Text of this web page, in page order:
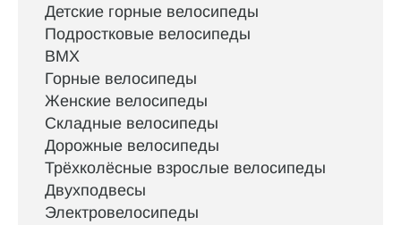
Детские горные велосипеды
Подростковые велосипеды
BMX
Горные велосипеды
Женские велосипеды
Складные велосипеды
Дорожные велосипеды
Трёхколёсные взрослые велосипеды
Двухподвесы
Электровелосипеды